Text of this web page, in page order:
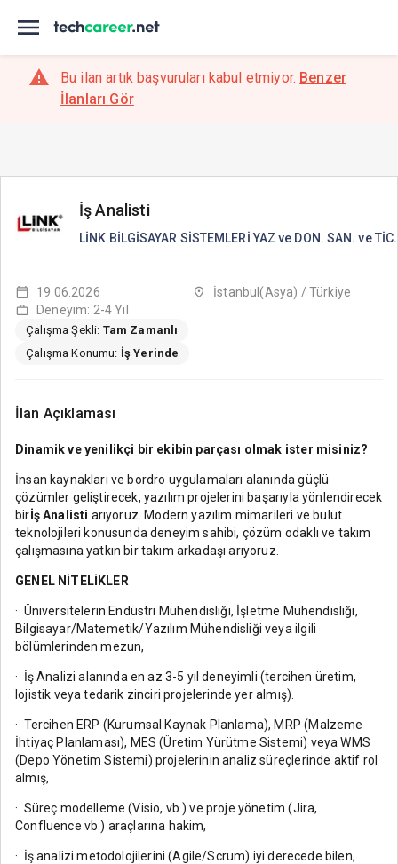
Bu ilan artık başvuruları kabul etmiyor. Benzer
İlanları Gör
İş Analisti
LİNK BİLGİSAYAR SİSTEMLERİ YAZ ve DON. SAN. ve
19.06.2026
İstanbul(Asya) / Türkiye
Deneyim: 2-4 Yıl
Çalışma Şekli: Tam Zamanlı
Çalışma Konumu: İş Yerinde
İlan Açıklaması
Dinamik ve yenilikçi bir ekibin parçası olmak ister misiniz?
İnsan kaynakları ve bordro uygulamaları alanında güçlü
çözümler geliştirecek, yazılım projelerini başarıyla yönlendirecek
birİş Analisti arıyoruz. Modern yazılım mimarileri ve bulut
teknolojileri konusunda deneyim sahibi, çözüm odaklı ve takım
çalışmasına yatkın bir takım arkadaşı arıyoruz.
GENEL NİTELİKLER
· Üniversitelerin Endüstri Mühendisliği, İşletme Mühendisliği,
Bilgisayar/Matemetik/Yazılım Mühendisliği veya ilgili
bölümlerinden mezun,
· İş Analizi alanında en az 3-5 yıl deneyimli (tercihen üretim,
lojistik veya tedarik zinciri projelerinde yer almış).
· Tercihen ERP (Kurumsal Kaynak Planlama), MRP (Malzeme
İhtiyaç Planlaması), MES (Üretim Yürütme Sistemi) veya WMS
(Depo Yönetim Sistemi) projelerinin analiz süreçlerinde aktif rol
almış,
· Süreç modelleme (Visio, vb.) ve proje yönetim (Jira,
Confluence vb.) araçlarına hakim,
· İş analizi metodolojilerini (Agile/Scrum) iyi derecede bilen,